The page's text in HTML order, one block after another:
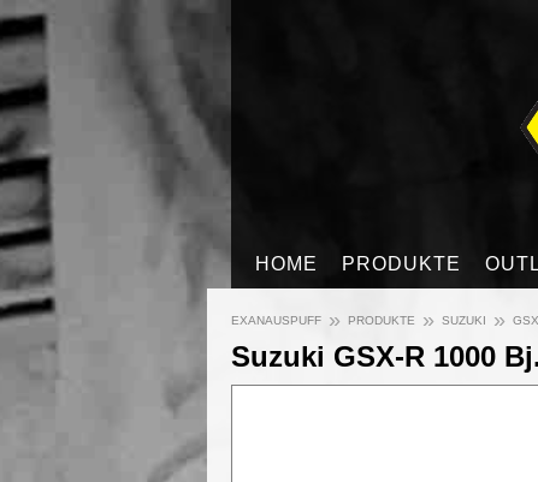
HOME PRODUKTE
EXANAUSPUFF » PRODUKTE » SUZUKI »
Suzuki GSX-R 1000